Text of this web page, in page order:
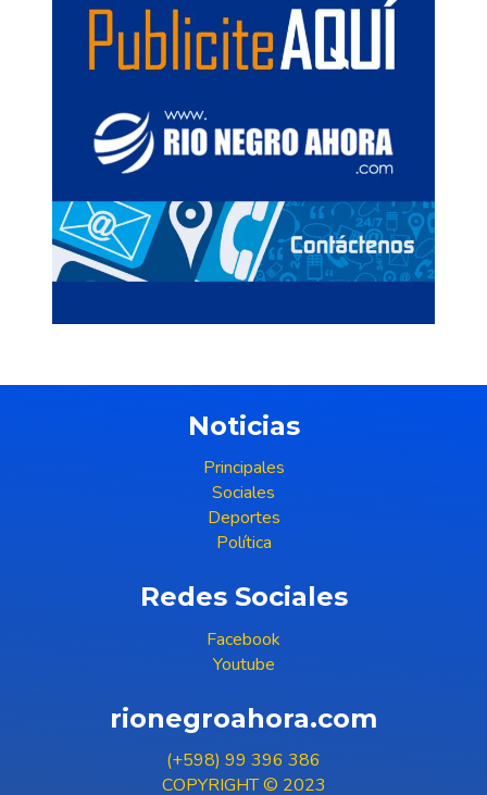
Noticias
Principales
Sociales
Deportes
Política
Redes Sociales
Facebook
Youtube
rionegroahora.com
(+598) 99 396 386
COPYRIGHT © 2023